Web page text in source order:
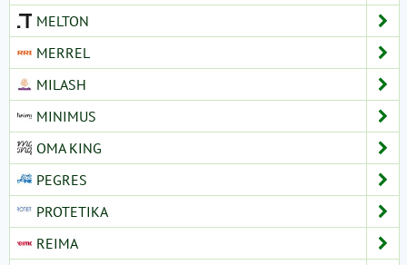
MELTON
MERREL
MILASH
MINIMUS
OMA KING
PEGRES
PROTETIKA
REIMA